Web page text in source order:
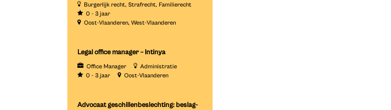
Burgerlijk recht Strafrecht Familierecht
0 - 3 jaar
Oost-Vlaanderen West-Vlaanderen
Legal office manager – Intinya
Office Manager
Administratie
0 - 3 jaar
Oost-Vlaanderen
Advocaat geschillenbeslechting: beslag-